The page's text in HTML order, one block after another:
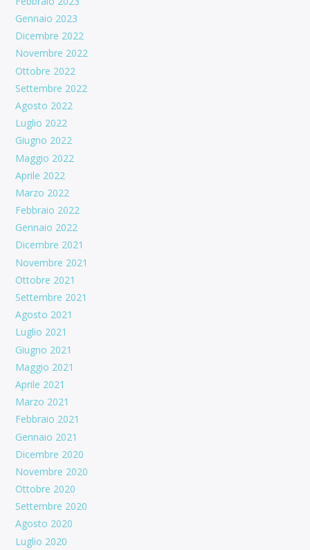
Gennaio 2023
Dicembre 2022
Novembre 2022
Ottobre 2022
Settembre 2022
Agosto 2022
Luglio 2022
Giugno 2022
Maggio 2022
Aprile 2022
Marzo 2022
Febbraio 2022
Gennaio 2022
Dicembre 2021
Novembre 2021
Ottobre 2021
Settembre 2021
Agosto 2021
Luglio 2021
Giugno 2021
Maggio 2021
Aprile 2021
Marzo 2021
Febbraio 2021
Gennaio 2021
Dicembre 2020
Novembre 2020
Ottobre 2020
Settembre 2020
Agosto 2020
Luglio 2020